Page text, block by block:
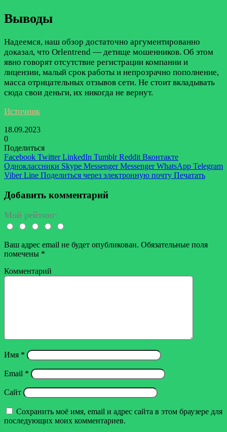
Выводы
Надеемся, наш обзор достаточно аргументированно
доказал, что Orlentrend — детище мошенников. Об этом
явно говорят отсутствие регистрации компании и
лицензии, малый срок работы и непрозрачно пополнение,
масса отрицательных отзывов сети. Не стоит вкладывать
сюда свои деньги, их никогда не вернут.
Источник
18.09.2023
0
Поделиться
Facebook Twitter LinkedIn Tumblr Reddit Вконтакте
Одноклассники Skype Messenger Messenger WhatsApp Telegram
Viber Line Поделиться через электронную почту Печатать
Добавить комментарий
Мой рейтинг:
Ваш адрес email не будет опубликован. Обязательные поля
помечены *
Комментарий
Имя *
Email *
Сайт
Сохранить моё имя, email и адрес сайта в этом браузере для
последующих моих комментариев.